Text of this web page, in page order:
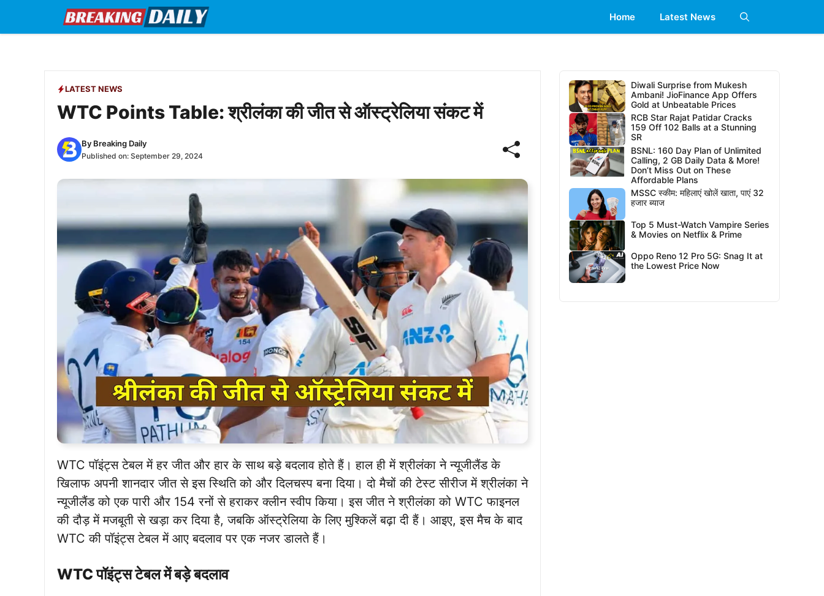
Home Latest News
LATEST NEWS
WTC Points Table: श्रीलंका की जीत से ऑस्ट्रेलिया संकट में
By Breaking Daily
Published on: September 29, 2024
WTC पॉइंट्स टेबल में हर जीत और हार के साथ बड़े बदलाव होते हैं। हाल ही में श्रीलंका ने न्यूजीलैंड के
खिलाफ अपनी शानदार जीत से इस स्थिति को और दिलचस्प बना दिया। दो मैचों की टेस्ट सीरीज में श्रीलंका ने
न्यूजीलैंड को एक पारी और 154 रनों से हराकर क्लीन स्वीप किया। इस जीत ने श्रीलंका को WTC फाइनल
की दौड़ में मजबूती से खड़ा कर दिया है, जबकि ऑस्ट्रेलिया के लिए मुश्किलें बढ़ा दी हैं। आइए, इस मैच के बाद
WTC की पॉइंट्स टेबल में आए बदलाव पर एक नजर डालते हैं।
WTC पॉइंट्स टेबल में बड़े बदलाव
Diwali Surprise from Mukesh
Ambani! JioFinance App Offers
Gold at Unbeatable Prices
RCB Star Rajat Patidar Cracks
159 Off 102 Balls at a Stunning
SR
BSNL: 160 Day Plan of Unlimited
Calling, 2 GB Daily Data & More!
Don’t Miss Out on These
Affordable Plans
MSSC स्कीम: महिलाएं खोलें खाता, पाएं 32
हजार ब्याज
Top 5 Must-Watch Vampire Series
& Movies on Netflix & Prime
Oppo Reno 12 Pro 5G: Snag It at
the Lowest Price Now